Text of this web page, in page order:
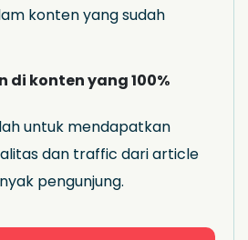
konten yang sudah
di konten yang 100%
untuk mendapatkan
dan traffic dari article
pengunjung.